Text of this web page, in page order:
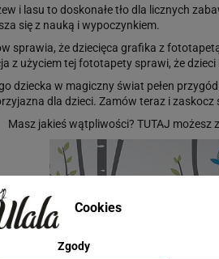
i lasu to doskonałe tło dla licznych
się z nauką i wypoczynkiem.
sprawia, że dziecięca grafika z
z użyciem tej fototapety sprawi, że
dziecka w magiczny świat pełen
dla dzieci. Zamów teraz i
Masz jakieś wątpliwości? TUTAJ możesz
Cookies
Zgody